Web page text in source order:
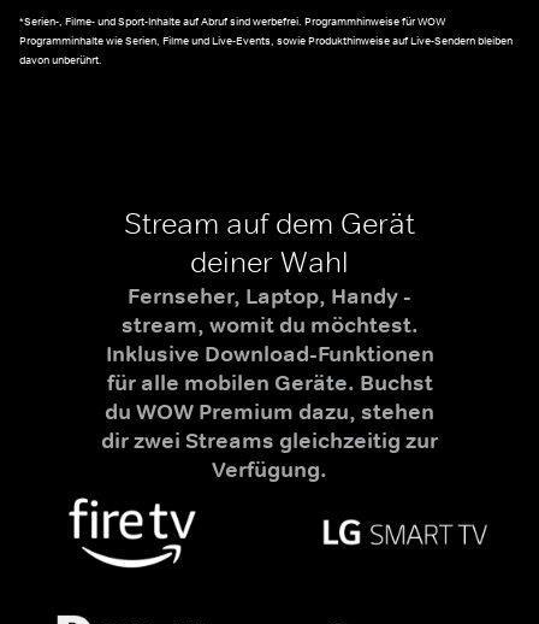
*Serien-, Filme- und Sport-Inhalte auf Abruf sind werbefrei. Programmhinweise für WOW
Programminhalte wie Serien, Filme und Live-Events, sowie Produkthinweise auf Live-Sendern bleiben
davon unberührt.
Stream auf dem Gerät
deiner Wahl
Fernseher, Laptop, Handy -
stream, womit du möchtest.
Inklusive Download-Funktionen
für alle mobilen Geräte. Buchst
du WOW Premium dazu, stehen
dir zwei Streams gleichzeitig zur
Verfügung.